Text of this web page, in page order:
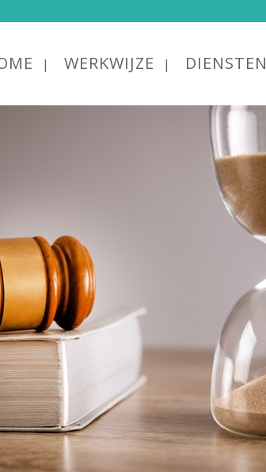
WERKWIJZE DIENSTEN